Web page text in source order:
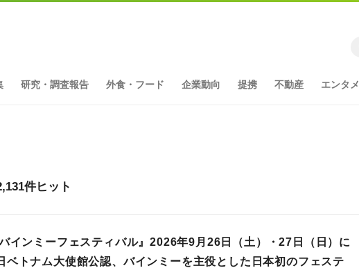
研究・調査報告 外食・フード 企業動向 提携 不動産 エンタメ
件ヒット
バインミーフェスティバル』2026年9月26日（土）・27日（日）に
ベトナム大使館公認、バインミーを主役とした日本初のフェステ